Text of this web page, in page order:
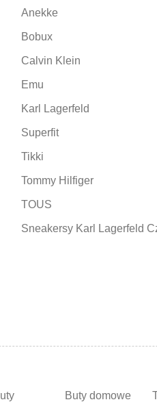
Anekke
Bobux
Calvin Klein
Emu
Karl Lagerfeld
Superfit
Tikki
Tommy Hilfiger
TOUS
Sneakersy Karl Lagerfeld
Buty domowe